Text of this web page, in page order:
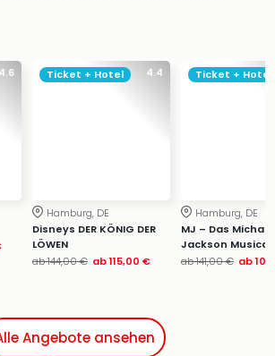
4.6 4.4
Ticket + Hotel
Hamburg, DE
Disneys DER KÖNIG DER
LÖWEN
ab144,00 € ab115,00 €
Ticket + Hotel
Hamburg, DE
MJ – Das Michael
Jackson Musical
ab141,00 € ab
Angebote ansehen